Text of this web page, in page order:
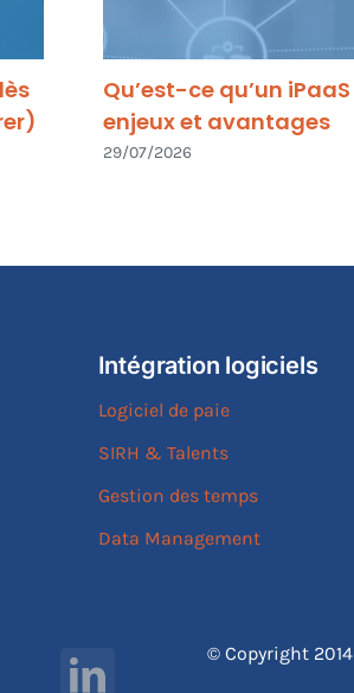
Qu’est-ce qu’un
enjeux et avantages
29/07/2026
Intégration logiciels
Logiciel de paie
SIRH & Talents
Gestion des temps
Data Management
© Copyright